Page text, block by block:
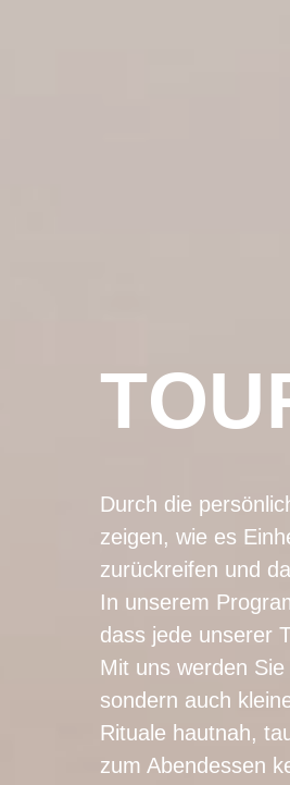
Durch die
zeigen, wie es
zurückreifen und
In unserem
dass jede unserer
Mit uns werden
sondern auch
Rituale hautnah,
zum Abendessen